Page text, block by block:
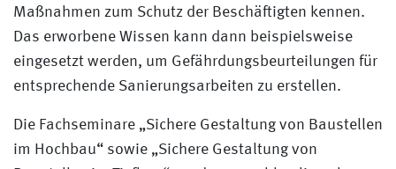
Maßnahmen zum Schutz der Beschäftigten kennen.
Das erworbene Wissen kann dann beispielsweise
eingesetzt werden, um Gefährdungsbeurteilungen für
entsprechende Sanierungsarbeiten zu erstellen.
Die Fachseminare „Sichere Gestaltung von Baustellen
im Hochbau“ sowie „Sichere Gestaltung von